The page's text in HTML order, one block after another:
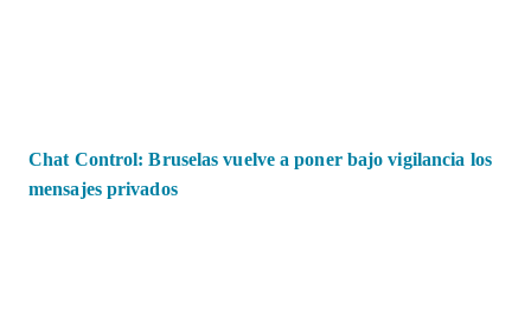
Chat Control: Bruselas vuelve a poner bajo vigilancia los
mensajes privados